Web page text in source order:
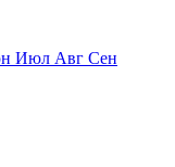
Июл Авг Сен